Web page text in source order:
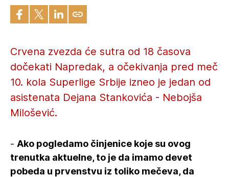
Crvena zvezda će sutra od 18 časova
dočekati Napredak, a očekivanja pred meč
10. kola Superlige Srbije izneo je jedan od
asistenata Dejana Stankovića - Nebojša
Milošević.
- Ako pogledamo činjenice koje su ovog
trenutka aktuelne, to je da imamo devet
pobeda u prvenstvu iz toliko mečeva, da